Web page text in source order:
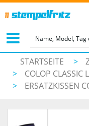
STARTSEITE >
>
COLOP CLASSIC
>
ERSATZKISSEN